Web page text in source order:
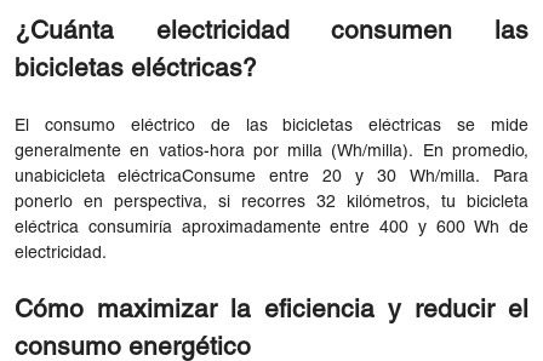
¿Cuánta electricidad consumen las
bicicletas eléctricas?
El consumo eléctrico de las bicicletas eléctricas se mide
generalmente en vatios-hora por milla (Wh/milla). En promedio,
unabicicleta eléctricaConsume entre 20 y 30 Wh/milla. Para
ponerlo en perspectiva, si recorres 32 kilómetros, tu bicicleta
eléctrica consumiría aproximadamente entre 400 y 600 Wh de
electricidad.
Cómo maximizar la eficiencia y reducir el
consumo energético